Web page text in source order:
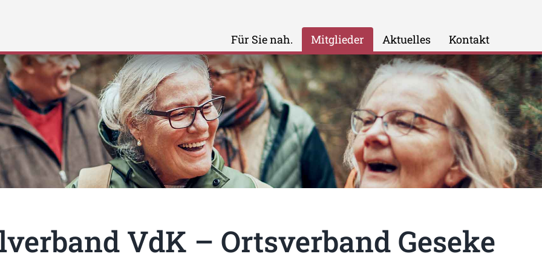
Für Sie nah. Mitglieder Aktuelles Kontakt
VdK – Ortsverband Geseke